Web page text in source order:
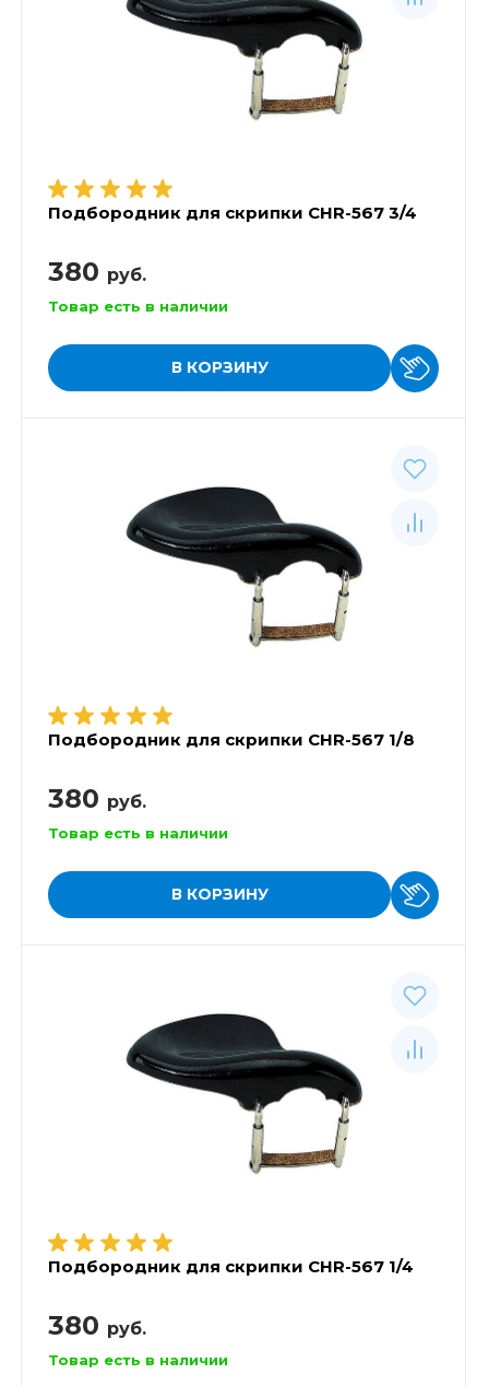
Подбородник для скрипки CHR-567 3/4
380 руб.
Товар есть в наличии
В КОРЗИНУ
Подбородник для скрипки CHR-567 1/8
380 руб.
Товар есть в наличии
В КОРЗИНУ
Подбородник для скрипки CHR-567 1/4
380 руб.
Товар есть в наличии